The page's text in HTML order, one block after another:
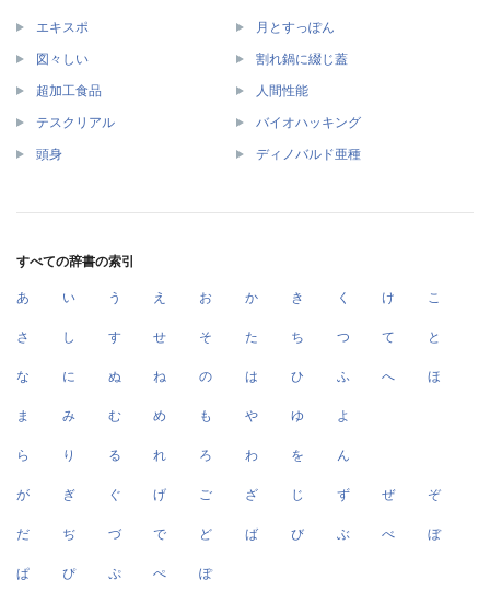
エキスポ 月とすっぽん
図々しい 割れ鍋に綴じ蓋
超加工食品 人間性能
テスクリアル バイオハッキング
頭身 ディノバルド亜種
すべての辞書の索引
あ い う え お か き く け こ
さ し す せ そ た ち つ て と
な に ぬ ね の は ひ ふ へ ほ
ま み む め も や ゆ よ
ら り る れ ろ わ を ん
が ぎ ぐ げ ご ざ じ ず ぜ ぞ
だ ぢ づ で ど ば び ぶ べ ぼ
ぱ ぴ ぷ ぺ ぽ